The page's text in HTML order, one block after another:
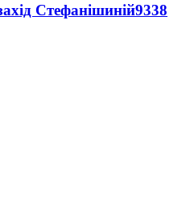
Стефанішиній9338